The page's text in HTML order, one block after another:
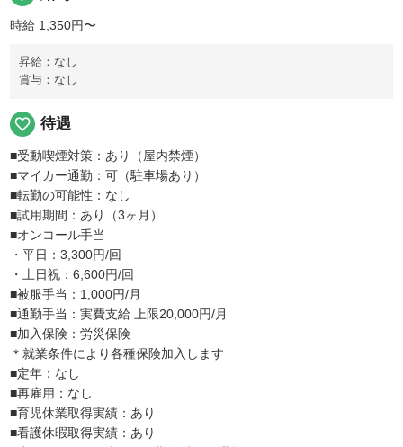
時給 1,350円〜
昇給：なし
賞与：なし
favorite_border 待遇
■受動喫煙対策：あり（屋内禁煙）
■マイカー通勤：可（駐車場あり）
■転勤の可能性：なし
■試用期間：あり（3ヶ月）
■オンコール手当
・平日：3,300円/回
・土日祝：6,600円/回
■被服手当：1,000円/月
■通勤手当：実費支給 上限20,000円/月
■加入保険：労災保険
＊就業条件により各種保険加入します
■定年：なし
■再雇用：なし
■育児休業取得実績：あり
■看護休暇取得実績：あり